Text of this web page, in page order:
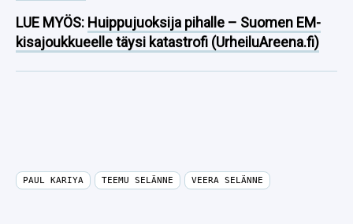
LUE MYÖS: Huippujuoksija pihalle – Suomen EM-
kisajoukkueelle täysi katastrofi (UrheiluAreena.fi)
PAUL KARIYA TEEMU SELÄNNE VEERA SELÄNNE